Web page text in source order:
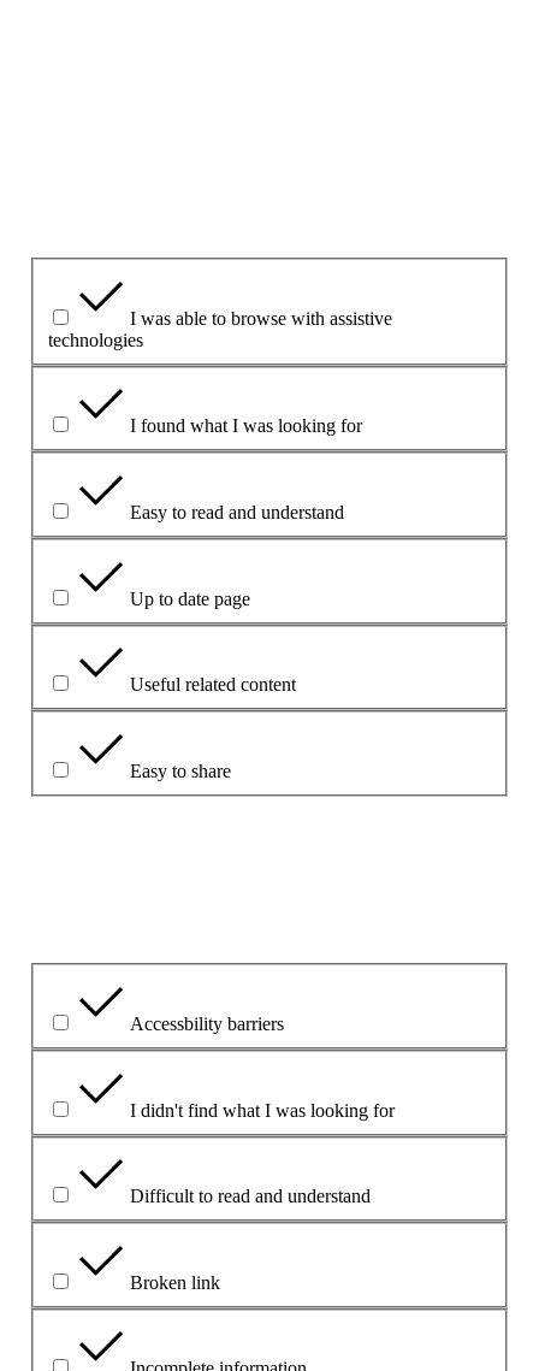
I was able to browse with assistive
technologies
I found what I was looking for
Easy to read and understand
Up to date page
Useful related content
Easy to share
Accessbility barriers
I didn't find what I was looking for
Difficult to read and understand
Broken link